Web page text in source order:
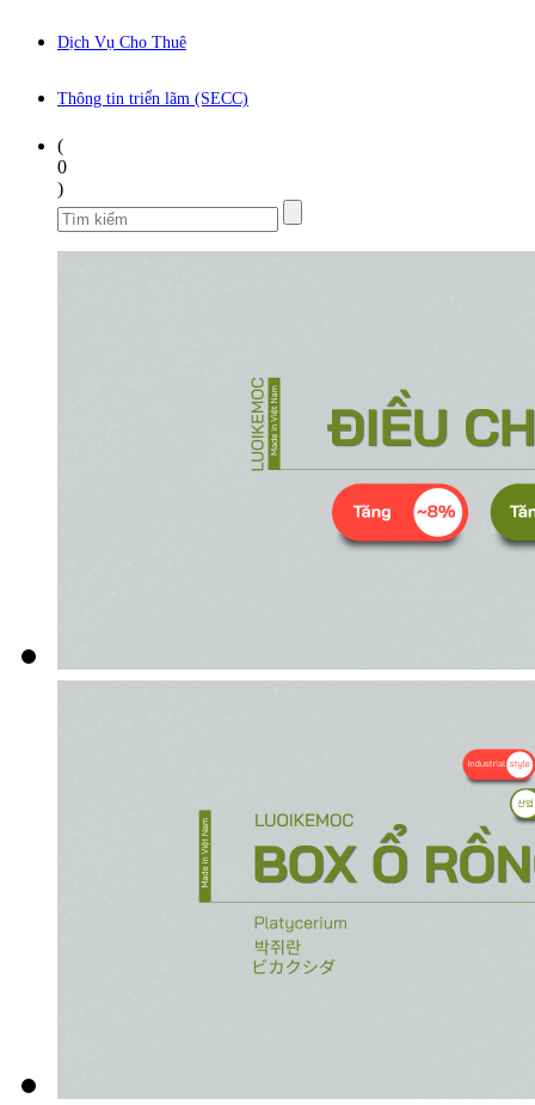
Dịch Vụ Cho Thuê
Thông tin triển lãm (SECC)
(
0
)